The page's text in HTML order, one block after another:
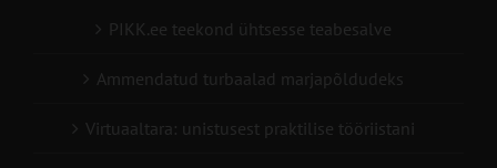
PIKK.ee teekond ühtsesse teabesalve
Ammendatud turbaalad marjapõldudeks
Virtuaaltara: unistusest praktilise tööriistani